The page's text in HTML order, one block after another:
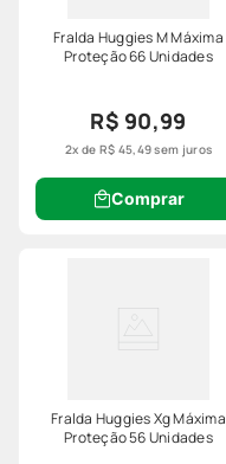
Fralda Huggies M Máxima
Proteção 66 Unidades
R$ 90,99
2x de R$ 45,49sem juros
Comprar
Fralda Huggies Xg Máxima
Proteção 56 Unidades